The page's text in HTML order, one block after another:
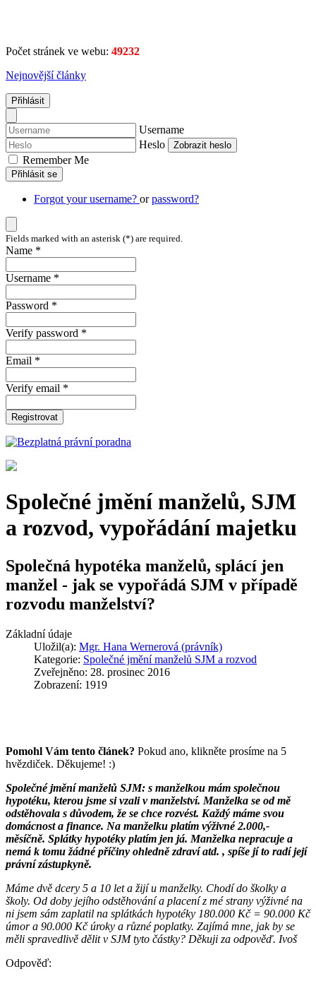
Počet stránek ve webu: 49232
Nejnovější články
Přihlásit
Username
Heslo
Zobrazit heslo
Remember Me
Přihlásit se
Forgot your username? orpassword?
Fields marked with an asterisk (*) are required.
Name *
Username *
Password *
Verify password *
Email *
Verify email *
Registrovat
Společné jmění manželů, SJM
a rozvod, vypořádání majetku
Společná hypotéka manželů, splácí jen
manžel - jak se vypořádá SJM v případě
rozvodu manželství?
Základní údaje
Uložil(a): Mgr. Hana Wernerová (právník)
Kategorie: Společné jmění manželů SJM a rozvod
Zveřejněno: 28. prosinec 2016
Zobrazení: 1919
Pomohl Vám tento článek? Pokud ano, klikněte prosíme na 5
hvězdiček. Děkujeme! :)
Společné jmění manželů SJM: s manželkou mám společnou
hypotéku, kterou jsme si vzali v manželství. Manželka se od mě
odstěhovala s důvodem, že se chce rozvést. Každý máme svou
domácnost a finance. Na manželku platím výživné 2.000,-
měsíčně. Splátky hypotéky platím jen já. Manželka nepracuje a
nemá k tomu žádné příčiny ohledně zdraví atd. , spíše jí to radí její
právní zástupkyně.
Máme dvě dcery 5 a 10 let a žijí u manželky. Chodí do školky a
školy. Od doby jejího odstěhování a placení z mé strany výživné na
ni jsem sám zaplatil na splátkách hypotéky 180.000 Kč = 90.000 Kč
úmor a 90.000 Kč úroky a různé poplatky. Zajímá mne, jak by se
měli spravedlivě dělit v SJM tyto částky? Děkuji za odpověď. Ivoš
Odpověď: